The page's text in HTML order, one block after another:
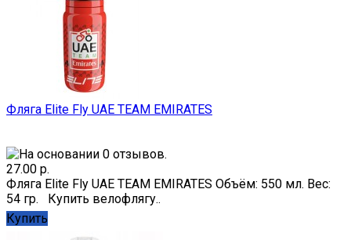
Фляга Elite Fly UAE TEAM EMIRATES
27.00 р.
Фляга Elite Fly UAE TEAM EMIRATES Объём: 550 мл. Вес:
54 гр. Купить велофлягу..
Купить